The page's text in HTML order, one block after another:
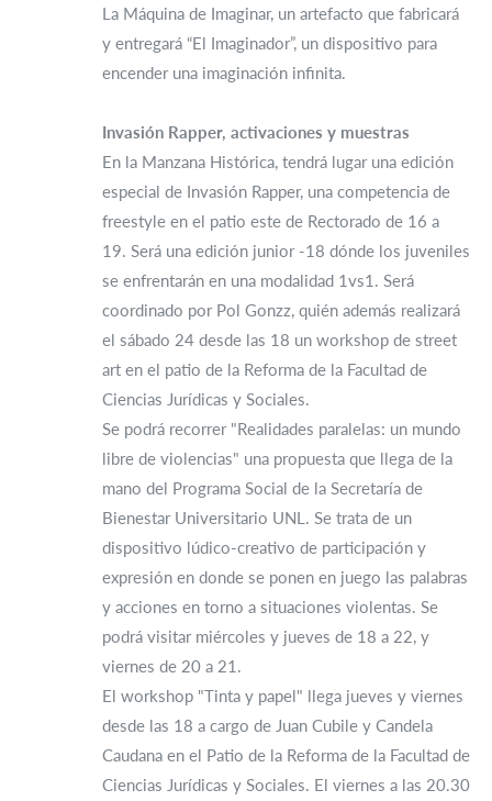
La Máquina de Imaginar, un artefacto que fabricará
y entregará “El Imaginador”, un dispositivo para
encender una imaginación infinita.
Invasión Rapper, activaciones y muestras
En la Manzana Histórica, tendrá lugar una edición
especial de Invasión Rapper, una competencia de
freestyle en el patio este de Rectorado de 16 a
19. Será una edición junior -18 dónde los juveniles
se enfrentarán en una modalidad 1vs1. Será
coordinado por Pol Gonzz, quién además realizará
el sábado 24 desde las 18 un workshop de street
art en el patio de la Reforma de la Facultad de
Ciencias Jurídicas y Sociales.
Se podrá recorrer "Realidades paralelas: un mundo
libre de violencias" una propuesta que llega de la
mano del Programa Social de la Secretaría de
Bienestar Universitario UNL. Se trata de un
dispositivo lúdico-creativo de participación y
expresión en donde se ponen en juego las palabras
y acciones en torno a situaciones violentas. Se
podrá visitar miércoles y jueves de 18 a 22, y
viernes de 20 a 21.
El workshop "Tinta y papel" llega jueves y viernes
desde las 18 a cargo de Juan Cubile y Candela
Caudana en el Patio de la Reforma de la Facultad de
Ciencias Jurídicas y Sociales. El viernes a las 20.30